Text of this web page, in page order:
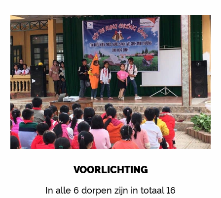
VOORLICHTING
In alle 6 dorpen zijn in totaal 16